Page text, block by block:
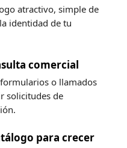
atractivo, simple de
identidad de tu
comercial
o llamados
solicitudes de
para crecer